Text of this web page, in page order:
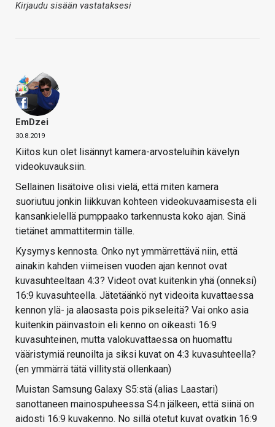
Kirjaudu sisään vastataksesi
EmDzei
30.8.2019
Kiitos kun olet lisännyt kamera-arvosteluihin kävelyn
videokuvauksiin.
Sellainen lisätoive olisi vielä, että miten kamera
suoriutuu jonkin liikkuvan kohteen videokuvaamisesta eli
kansankielellä pumppaako tarkennusta koko ajan. Sinä
tietänet ammattitermin tälle.
Kysymys kennosta. Onko nyt ymmärrettävä niin, että
ainakin kahden viimeisen vuoden ajan kennot ovat
kuvasuhteeltaan 4:3? Videot ovat kuitenkin yhä (onneksi)
16:9 kuvasuhteella. Jätetäänkö nyt videoita kuvattaessa
kennon ylä- ja alaosasta pois pikseleitä? Vai onko asia
kuitenkin päinvastoin eli kenno on oikeasti 16:9
kuvasuhteinen, mutta valokuvattaessa on huomattu
vääristymiä reunoilta ja siksi kuvat on 4:3 kuvasuhteella?
(en ymmärrä tätä villitystä ollenkaan)
Muistan Samsung Galaxy S5:stä (alias Laastari)
sanottaneen mainospuheessa S4:n jälkeen, että siinä on
aidosti 16:9 kuvakenno. No sillä otetut kuvat ovatkin 16:9